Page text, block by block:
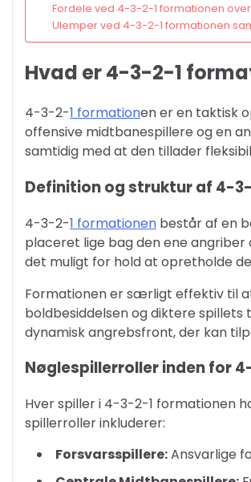
Fordele ved 4-3-2-1 formationen
Ulemper ved 4-3-2-1 formationen
Hvad er 4-3-2-1
4-3-2-1 formationen er en taktisk
offensive midtbanespillere og en
samtidig med at den tillader
Definition og struktur af 4-
4-3-2-1 formationen består af en
placeret lige bag den ene
det muligt for hold at opretholde
Formationen er særligt effektiv til
boldbesiddelsen og diktere
dynamisk angrebsfront, der kan
Nøglespillerroller inden for
Hver spiller i 4-3-2-1 formationen
spillerroller inkluderer:
Forsvarsspillere:Ansvarlige